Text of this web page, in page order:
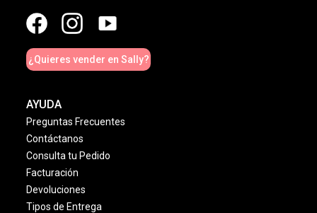
¿Quieres vender en Sally?
AYUDA
Preguntas Frecuentes
Contáctanos
Consulta tu Pedido
Facturación
Devoluciones
Tipos de Entrega